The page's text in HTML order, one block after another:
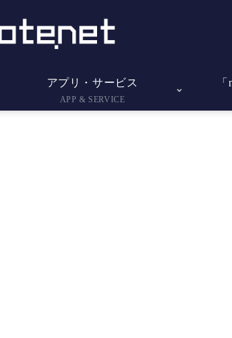
アプリ・サービス
APP & SERVICE